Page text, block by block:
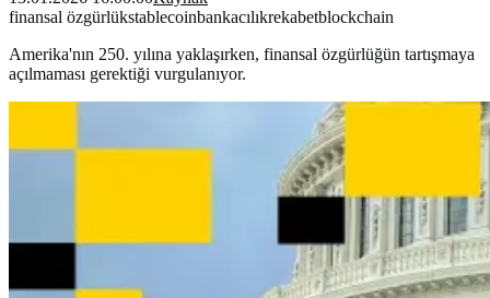
finansal özgürlükstablecoinbankacılıkrekabetblockchain
Amerika'nın 250. yılına yaklaşırken, finansal özgürlüğün tartışmaya
açılmaması gerektiği vurgulanıyor.